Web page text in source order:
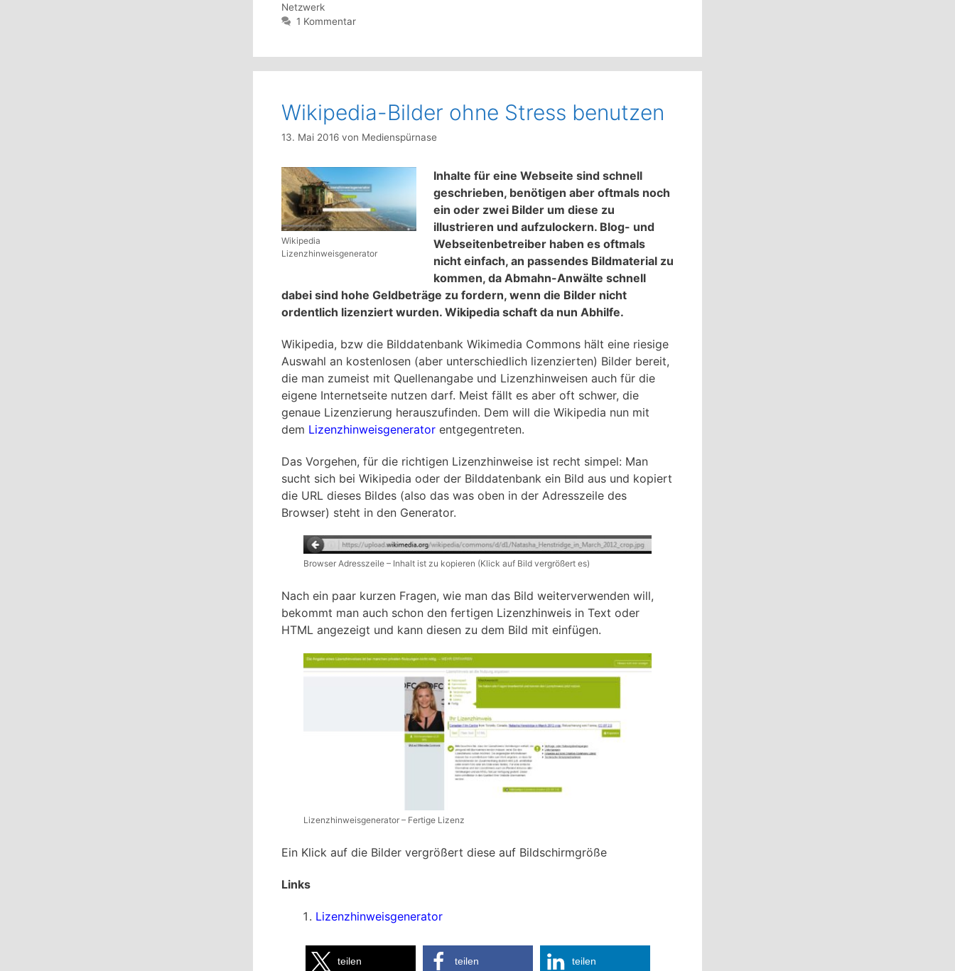
Netzwerk
1 Kommentar
Wikipedia-Bilder ohne Stress benutzen
13. Mai 2016 von Medienspürnase
Wikipedia
Lizenzhinweisgenerator
Inhalte für eine Webseite sind schnell
geschrieben, benötigen aber oftmals noch
ein oder zwei Bilder um diese zu
illustrieren und aufzulockern. Blog- und
Webseitenbetreiber haben es oftmals
nicht einfach, an passendes Bildmaterial zu
kommen, da Abmahn-Anwälte schnell
dabei sind hohe Geldbeträge zu fordern, wenn die Bilder nicht
ordentlich lizenziert wurden. Wikipedia schaft da nun Abhilfe.
Wikipedia, bzw die Bilddatenbank Wikimedia Commons hält eine riesige
Auswahl an kostenlosen (aber unterschiedlich lizenzierten) Bilder bereit,
die man zumeist mit Quellenangabe und Lizenzhinweisen auch für die
eigene Internetseite nutzen darf. Meist fällt es aber oft schwer, die
genaue Lizenzierung herauszufinden. Dem will die Wikipedia nun mit
dem Lizenzhinweisgenerator entgegentreten.
Das Vorgehen, für die richtigen Lizenzhinweise ist recht simpel: Man
sucht sich bei Wikipedia oder der Bilddatenbank ein Bild aus und kopiert
die URL dieses Bildes (also das was oben in der Adresszeile des
Browser) steht in den Generator.
Browser Adresszeile – Inhalt ist zu kopieren (Klick auf Bild vergrößert es)
Nach ein paar kurzen Fragen, wie man das Bild weiterverwenden will,
bekommt man auch schon den fertigen Lizenzhinweis in Text oder
HTML angezeigt und kann diesen zu dem Bild mit einfügen.
Lizenzhinweisgenerator – Fertige Lizenz
Ein Klick auf die Bilder vergrößert diese auf Bildschirmgröße
Links
Lizenzhinweisgenerator
teilen teilen teilen